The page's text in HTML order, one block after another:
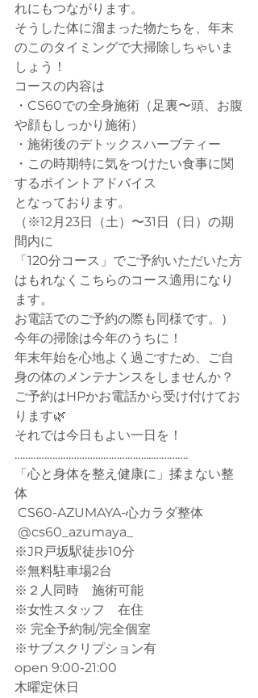
れにもつながります。
そうした体に溜まった物たちを、年末
のこのタイミングで大掃除しちゃいま
しょう！
コースの内容は
・CS60での全身施術（足裏〜頭、お腹
や顔もしっかり施術）
・施術後のデトックスハーブティー
・この時期特に気をつけたい食事に関
するポイントアドバイス
となっております。
（※12月23日（土）〜31日（日）の期
間内に
「120分コース」でご予約いただいた方
はもれなくこちらのコース適用になり
ます。
お電話でのご予約の際も同様です。）
今年の掃除は今年のうちに！
年末年始を心地よく過ごすため、ご自
身の体のメンテナンスをしませんか？
ご予約はHPかお電話から受け付けてお
ります🌿
それでは今日もよい一日を！
…………………………………………....………….
「心と身体を整え健康に」揉まない整
体
CS60-AZUMAYA-心カラダ整体
@cs60_azumaya_
※JR戸坂駅徒歩10分
※無料駐車場2台
※２人同時　施術可能
※女性スタッフ　在住
※ 完全予約制/完全個室
※サブスクリプション有
open 9:00-21:00
木曜定休日